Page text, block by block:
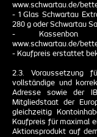
www.schwartau.de/
- 1 Glas Schwartau
280 g oder Schwartau
- Kassenbon
www.schwartau.de/
- Kaufpreis erstattet
2.3. Voraussetzung
vollständige und
Adresse sowie der
Mitgliedstaat der
gleichzeitig
Kaufpreis für maximal
Aktionsprodukt auf